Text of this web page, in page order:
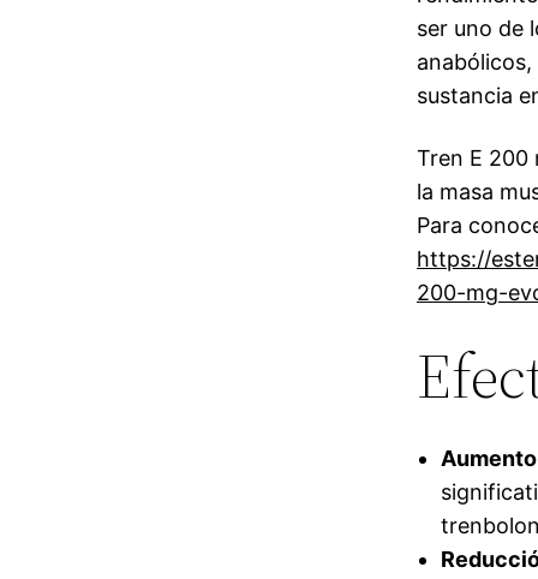
ser uno de
sustancia
Tren E 200
la masa
Para
https://
200-mg-